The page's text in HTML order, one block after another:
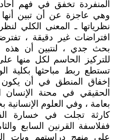
المنفردة تخفق في فهم
وهي عاجزة عن أن تبين
نظرياتها ـ المعنى الكلي
افتراضات غير دقيقة ،
بحث جدي ، لنتبين أن هذه
للتركيز الحاسم لكل منها
تستطع ربط مباحثها بكلية
إخفاق المنطق في أن
الحقيقي في محنة الإنسان
بعامة ، وفي العلوم الإنسانية
كارثة تجلت في خسارة
ففلاسفة القرنين السابع
على منهج دراستهم وبات